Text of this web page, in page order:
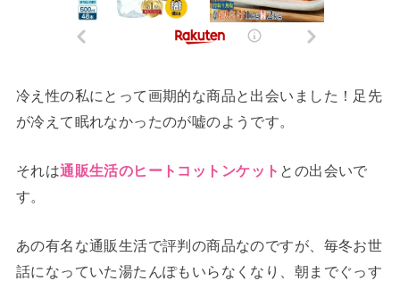
冷え性の私にとって画期的な商品と出会いました！足先
が冷えて眠れなかったのが嘘のようです。
それは通販生活のヒートコットンケット との出会いで
す。
あの有名な通販生活で評判の商品なのですが、毎冬お世
話になっていた湯たんぽもいらなくなり、朝までぐっす